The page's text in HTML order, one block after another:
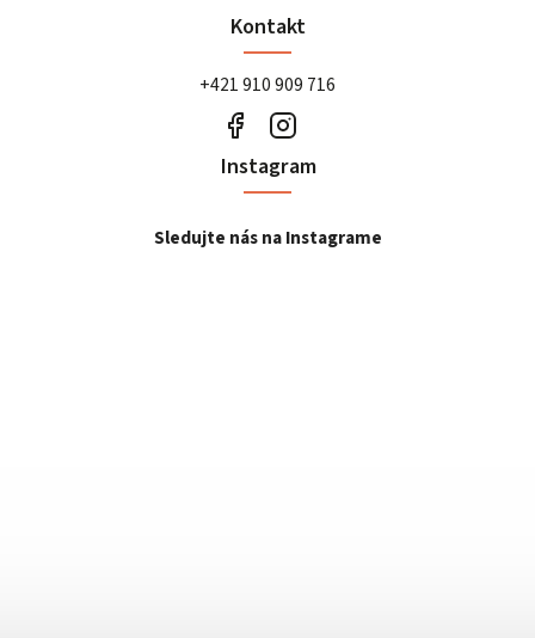
Kontakt
+421 910 909 716
Instagram
Sledujte nás na Instagrame